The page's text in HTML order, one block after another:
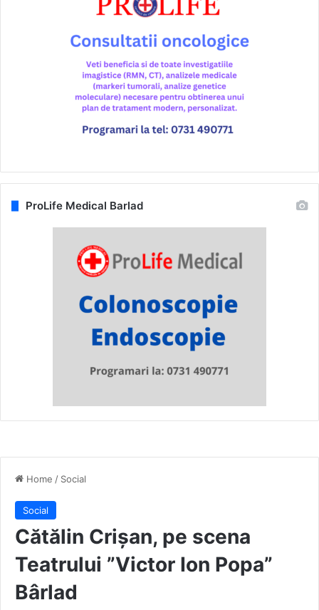
Home / Social
Social
Cătălin Crișan, pe scena
Teatrului ”Victor Ion Popa”
Bârlad
ProLife Medical Barlad